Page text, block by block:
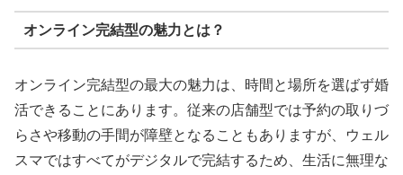
オンライン完結型の魅力とは？
オンライン完結型の最大の魅力は、時間と場所を選ばず婚
活できることにあります。従来の店舗型では予約の取りづ
らさや移動の手間が障壁となることもありますが、ウェル
スマではすべてがデジタルで完結するため、生活に無理な